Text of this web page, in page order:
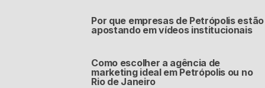
Por que empresas de Petrópolis estão
apostando em vídeos institucionais
Como escolher a agência de
marketing ideal em Petrópolis ou no
Rio de Janeiro